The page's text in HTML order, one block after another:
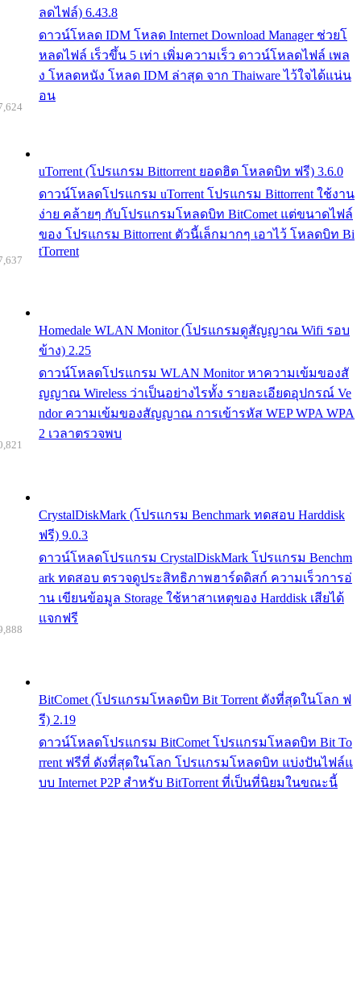
ลดไฟล์) 6.43.8
ดาวน์โหลด IDM โหลด Internet Download Manager ช่วยโ
หลดไฟล์ เร็วขึ้น 5 เท่า เพิ่มความเร็ว ดาวน์โหลดไฟล์ เพล
ง โหลดหนัง โหลด IDM ล่าสุด จาก Thaiware ไว้ใจได้แน่น
อน
uTorrent (โปรแกรม Bittorrent ยอดฮิต โหลดบิท ฟรี) 3.6.0
ดาวน์โหลดโปรแกรม uTorrent โปรแกรม Bittorrent ใช้งาน
ง่าย คล้ายๆ กับโปรแกรมโหลดบิท BitComet แต่ขนาดไฟล์
ของ โปรแกรม Bittorrent ตัวนี้เล็กมากๆ เอาไว้ โหลดบิท Bi
tTorrent
Homedale WLAN Monitor (โปรแกรมดูสัญญาณ Wifi รอบ
ข้าง) 2.25
ดาวน์โหลดโปรแกรม WLAN Monitor หาความเข้มของสั
ญญาณ Wireless ว่าเป็นอย่างไรทั้ง รายละเอียดอุปกรณ์ Ve
ndor ความเข้มของสัญญาณ การเข้ารหัส WEP WPA WPA
2 เวลาตรวจพบ
CrystalDiskMark (โปรแกรม Benchmark ทดสอบ Harddisk
ฟรี) 9.0.3
ดาวน์โหลดโปรแกรม CrystalDiskMark โปรแกรม Benchm
ark ทดสอบ ตรวจดูประสิทธิภาพฮาร์ดดิสก์ ความเร็วการอ่
าน เขียนข้อมูล Storage ใช้หาสาเหตุของ Harddisk เสียได้
แจกฟรี
BitComet (โปรแกรมโหลดบิท Bit Torrent ดังที่สุดในโลก ฟ
รี) 2.19
ดาวน์โหลดโปรแกรม BitComet โปรแกรมโหลดบิท Bit To
rrent ฟรีที่ ดังที่สุดในโลก โปรแกรมโหลดบิท แบ่งปันไฟล์แ
บบ Internet P2P สำหรับ BitTorrent ที่เป็นที่นิยมในขณะนี้